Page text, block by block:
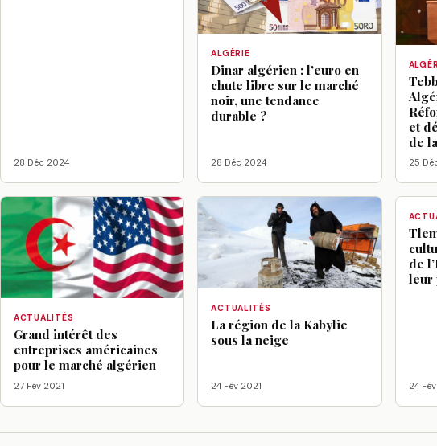
28 Déc 2024
ALGÉRIE
Dinar algérien : l’euro en
chute libre sur le marché
noir, une tendance
durable ?
28 Déc 2024
et
de
25
ACTUALITÉS
Grand intérêt des
entreprises américaines
pour le marché algérien
27 Fév 2021
ACTUALITÉS
La région de la Kabylie
sous la neige
24 Fév 2021
de
leur
24